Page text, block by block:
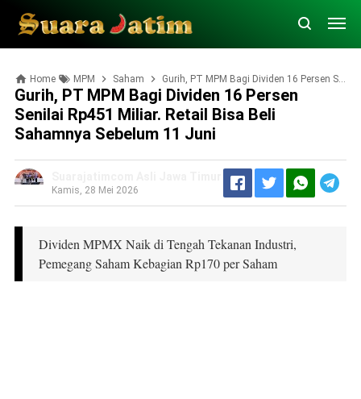
Home MPM Saham Gurih, PT MPM Bagi Dividen 16 Persen Senilai Rp451 Miliar. Retail Bisa Beli Sahamnya Sebelum 11 Juni
Gurih, PT MPM Bagi Dividen 16 Persen
Senilai Rp451 Miliar. Retail Bisa Beli
Sahamnya Sebelum 11 Juni
Kamis, 28 Mei 2026
Dividen MPMX Naik di Tengah Tekanan Industri,
Pemegang Saham Kebagian Rp170 per Saham